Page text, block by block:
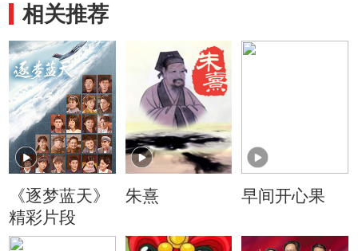
相关推荐
《逐梦蓝天》
精彩片段
朱熹 早间开心果